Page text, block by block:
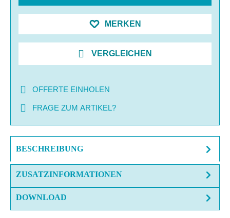
MERKEN
VERGLEICHEN
OFFERTE EINHOLEN
FRAGE ZUM ARTIKEL?
BESCHREIBUNG
ZUSATZINFORMATIONEN
DOWNLOAD